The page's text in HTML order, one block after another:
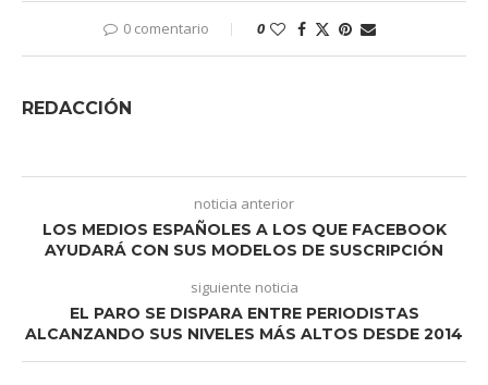
0 comentario 0
REDACCIÓN
noticia anterior
LOS MEDIOS ESPAÑOLES A LOS QUE FACEBOOK
AYUDARÁ CON SUS MODELOS DE SUSCRIPCIÓN
siguiente noticia
EL PARO SE DISPARA ENTRE PERIODISTAS
ALCANZANDO SUS NIVELES MÁS ALTOS DESDE 2014